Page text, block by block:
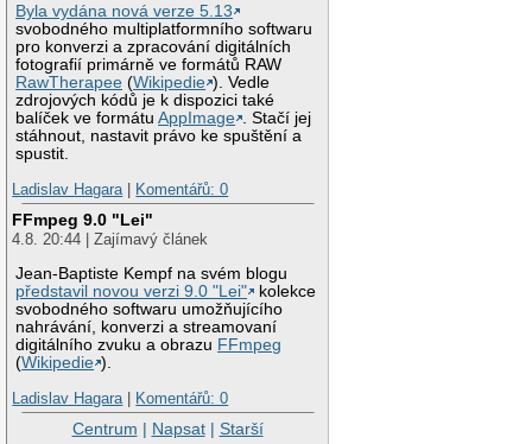
Byla vydána nová verze 5.13
svobodného multiplatformního softwaru
pro konverzi a zpracování digitálních
fotografií primárně ve formátů RAW
RawTherapee (Wikipedie ). Vedle
zdrojových kódů je k dispozici také
balíček ve formátuAppImage
. Stačí jej
stáhnout, nastavit právo ke spuštění a
spustit.
Ladislav Hagara | Komentářů: 0
FFmpeg 9.0 "Lei"
4.8. 20:44 | Zajímavý článek
Jean-Baptiste Kempf na svém blogu
představil novou verzi 9.0 "Lei"
kolekce
svobodného softwaru umožňujícího
nahrávání, konverzi a streamovaní
digitálního zvuku a obrazu FFmpeg
(Wikipedie ).
Ladislav Hagara | Komentářů: 0
Centrum | Napsat| Starší